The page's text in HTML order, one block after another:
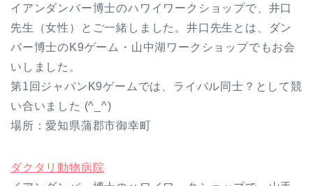
イアンダンバー博士のハワイワークショップで、井口
先生（女性）とご一緒しました。井口先生とは、ダン
バー博士のK9ゲーム・山中湖ワークショップでもお会
いしました。
第1回ジャパンK9ゲームでは、ライバル同士？として競
い合いました (^_^)
場所：愛知県蒲郡市御幸町
ダクタリ動物病院